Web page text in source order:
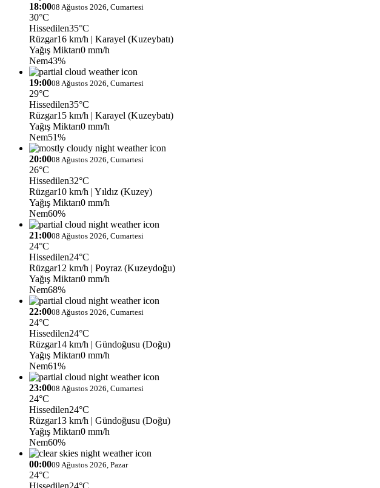
18:0008 Ağustos 2026, Cumartesi
30°C
Hissedilen35°C
Rüzgar16 km/h | Karayel (Kuzeybatı)
Yağış Miktarı0 mm/h
Nem43%
19:0008 Ağustos 2026, Cumartesi
29°C
Hissedilen35°C
Rüzgar15 km/h | Karayel (Kuzeybatı)
Yağış Miktarı0 mm/h
Nem51%
20:0008 Ağustos 2026, Cumartesi
26°C
Hissedilen32°C
Rüzgar10 km/h | Yıldız (Kuzey)
Yağış Miktarı0 mm/h
Nem60%
21:0008 Ağustos 2026, Cumartesi
24°C
Hissedilen24°C
Rüzgar12 km/h | Poyraz (Kuzeydoğu)
Yağış Miktarı0 mm/h
Nem68%
22:0008 Ağustos 2026, Cumartesi
24°C
Hissedilen24°C
Rüzgar14 km/h | Gündoğusu (Doğu)
Yağış Miktarı0 mm/h
Nem61%
23:0008 Ağustos 2026, Cumartesi
24°C
Hissedilen24°C
Rüzgar13 km/h | Gündoğusu (Doğu)
Yağış Miktarı0 mm/h
Nem60%
00:0009 Ağustos 2026, Pazar
24°C
Hissedilen24°C